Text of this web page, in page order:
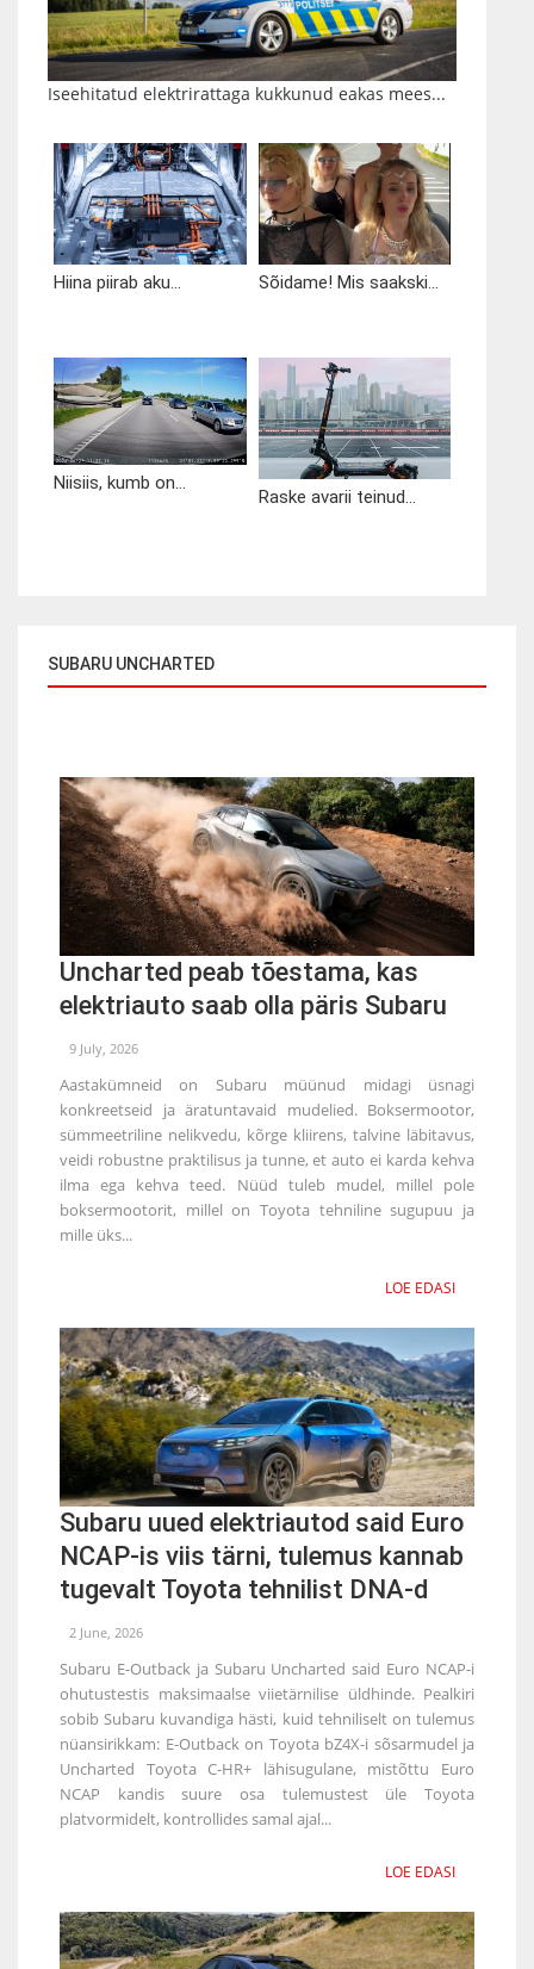
Iseehitatud elektrirattaga kukkunud eakas mees...
Hiina piirab aku... Sõidame! Mis saakski...
Niisiis, kumb on...
Raske avarii teinud...
SUBARU UNCHARTED
Uncharted peab tõestama, kas
elektriauto saab olla päris Subaru
9 July, 2026
Aastakümneid on Subaru müünud midagi üsnagi
konkreetseid ja äratuntavaid mudelied. Boksermootor,
sümmeetriline nelikvedu, kõrge kliirens, talvine läbitavus,
veidi robustne praktilisus ja tunne, et auto ei karda kehva
ilma ega kehva teed. Nüüd tuleb mudel, millel pole
boksermootorit, millel on Toyota tehniline sugupuu ja
mille üks...
LOE EDASI
Subaru uued elektriautod said Euro
NCAP-is viis tärni, tulemus kannab
tugevalt Toyota tehnilist DNA-d
2 June, 2026
Subaru E-Outback ja Subaru Uncharted said Euro NCAP-i
ohutustestis maksimaalse viietärnilise üldhinde. Pealkiri
sobib Subaru kuvandiga hästi, kuid tehniliselt on tulemus
nüansirikkam: E-Outback on Toyota bZ4X-i sõsarmudel ja
Uncharted Toyota C-HR+ lähisugulane, mistõttu Euro
NCAP kandis suure osa tulemustest üle Toyota
platvormidelt, kontrollides samal ajal...
LOE EDASI